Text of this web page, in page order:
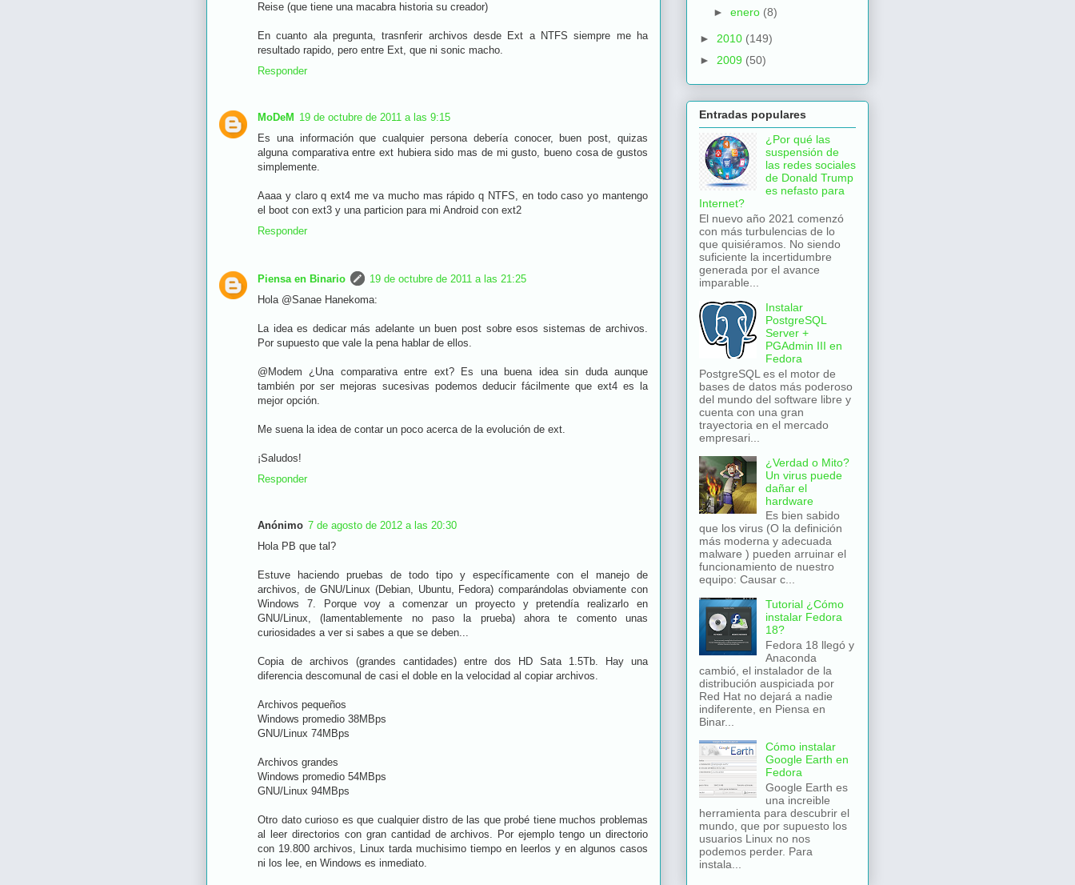
Reise (que tiene una macabra historia su creador)
En cuanto ala pregunta, trasnferir archivos desde Ext a NTFS siempre me ha
resultado rapido, pero entre Ext, que ni sonic macho.
Responder
MoDeM 19 de octubre de 2011 a las 9:15
Es una información que cualquier persona debería conocer, buen post, quizas
alguna comparativa entre ext hubiera sido mas de mi gusto, bueno cosa de gustos
simplemente.
Aaaa y claro q ext4 me va mucho mas rápido q NTFS, en todo caso yo mantengo
el boot con ext3 y una particion para mi Android con ext2
Responder
Piensa en Binario
19 de octubre de 2011 a las 21:25
Hola @Sanae Hanekoma:
La idea es dedicar más adelante un buen post sobre esos sistemas de archivos.
Por supuesto que vale la pena hablar de ellos.
@Modem ¿Una comparativa entre ext? Es una buena idea sin duda aunque
también por ser mejoras sucesivas podemos deducir fácilmente que ext4 es la
mejor opción.
Me suena la idea de contar un poco acerca de la evolución de ext.
¡Saludos!
Responder
Anónimo 7 de agosto de 2012 a las 20:30
Hola PB que tal?
Estuve haciendo pruebas de todo tipo y específicamente con el manejo de
archivos, de GNU/Linux (Debian, Ubuntu, Fedora) comparándolas obviamente con
Windows 7. Porque voy a comenzar un proyecto y pretendía realizarlo en
GNU/Linux, (lamentablemente no paso la prueba) ahora te comento unas
curiosidades a ver si sabes a que se deben...
Copia de archivos (grandes cantidades) entre dos HD Sata 1.5Tb. Hay una
diferencia descomunal de casi el doble en la velocidad al copiar archivos.
Archivos pequeños
Windows promedio 38MBps
GNU/Linux 74MBps
Archivos grandes
Windows promedio 54MBps
GNU/Linux 94MBps
Otro dato curioso es que cualquier distro de las que probé tiene muchos problemas
al leer directorios con gran cantidad de archivos. Por ejemplo tengo un directorio
con 19.800 archivos, Linux tarda muchisimo tiempo en leerlos y en algunos casos
ni los lee, en Windows es inmediato.
► enero (8)
► 2010 (149)
► 2009 (50)
Entradas populares
¿Por qué las
suspensión de
las redes sociales
de Donald Trump
es nefasto para
Internet?
El nuevo año 2021 comenzó
con más turbulencias de lo
que quisiéramos. No siendo
suficiente la incertidumbre
generada por el avance
imparable...
Instalar
PostgreSQL
Server +
PGAdmin III en
Fedora
PostgreSQL es el motor de
bases de datos más poderoso
del mundo del software libre y
cuenta con una gran
trayectoria en el mercado
empresari...
¿Verdad o Mito?
Un virus puede
dañar el
hardware
Es bien sabido
que los virus (O la definición
más moderna y adecuada
malware ) pueden arruinar el
funcionamiento de nuestro
equipo: Causar c...
Tutorial ¿Cómo
instalar Fedora
18?
Fedora 18 llegó y
Anaconda
cambió, el instalador de la
distribución auspiciada por
Red Hat no dejará a nadie
indiferente, en Piensa en
Binar...
Cómo instalar
Google Earth en
Fedora
Google Earth es
una increible
herramienta para descubrir el
mundo, que por supuesto los
usuarios Linux no nos
podemos perder. Para
instala...